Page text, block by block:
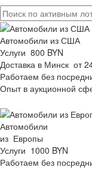
Автомобили из США
Услуги 800 BYN
Доставка в Минск от
Работаем без
Опыт в аукционной
Автомобили
из Европы
Услуги 1000 BYN
Работаем без